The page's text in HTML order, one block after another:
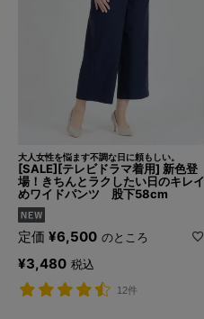
大人女性を悩ます不調な日に頼もしい。
[SALE][テレビドラマ着用] 新色登
場！きちんとラクしたい日のキレイ
めワイドパンツ 股下58cm
定価 ¥6,500 のところ
¥3,480 税込
12件